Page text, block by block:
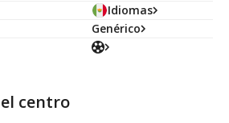
Idiomas
Genérico
centro